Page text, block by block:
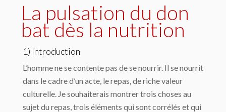
La pulsation du don
bat dès la nutrition
1) Introduction
L’homme ne se contente pas de se nourrir. Il se nourrit
dans le cadre d’un acte, le repas, de riche valeur
culturelle. Je souhaiterais montrer trois choses au
sujet du repas, trois éléments qui sont corrélés et qui